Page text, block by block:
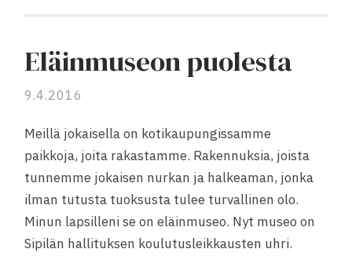
Eläinmuseon puolesta
9.4.2016
Meillä jokaisella on kotikaupungissamme
paikkoja, joita rakastamme. Rakennuksia, joista
tunnemme jokaisen nurkan ja halkeaman, jonka
ilman tutusta tuoksusta tulee turvallinen olo.
Minun lapsilleni se on eläinmuseo. Nyt museo on
Sipilän hallituksen koulutusleikkausten uhri.